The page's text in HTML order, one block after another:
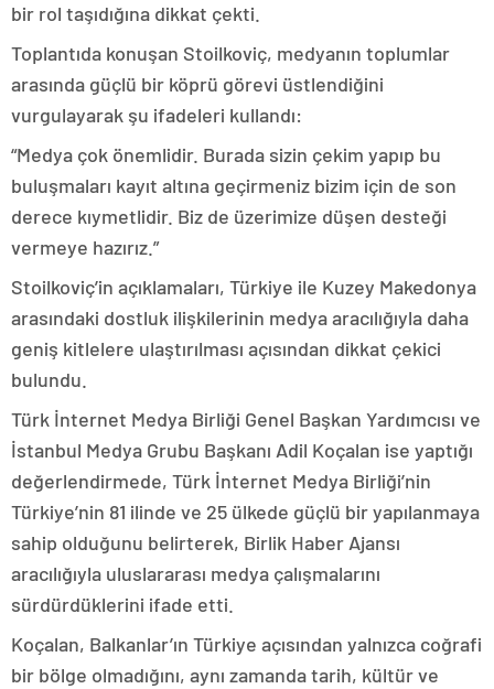
bir rol taşıdığına dikkat çekti.
Toplantıda konuşan Stoilkoviç, medyanın toplumlar
arasında güçlü bir köprü görevi üstlendiğini
vurgulayarak şu ifadeleri kullandı:
“Medya çok önemlidir. Burada sizin çekim yapıp bu
buluşmaları kayıt altına geçirmeniz bizim için de son
derece kıymetlidir. Biz de üzerimize düşen desteği
vermeye hazırız.”
Stoilkoviç’in açıklamaları, Türkiye ile Kuzey Makedonya
arasındaki dostluk ilişkilerinin medya aracılığıyla daha
geniş kitlelere ulaştırılması açısından dikkat çekici
bulundu.
Türk İnternet Medya Birliği Genel Başkan Yardımcısı ve
İstanbul Medya Grubu Başkanı Adil Koçalan ise yaptığı
değerlendirmede, Türk İnternet Medya Birliği’nin
Türkiye’nin 81 ilinde ve 25 ülkede güçlü bir yapılanmaya
sahip olduğunu belirterek, Birlik Haber Ajansı
aracılığıyla uluslararası medya çalışmalarını
sürdürdüklerini ifade etti.
Koçalan, Balkanlar’ın Türkiye açısından yalnızca coğrafi
bir bölge olmadığını, aynı zamanda tarih, kültür ve